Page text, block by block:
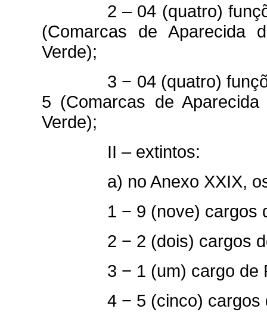
2 – 04 (quatro)
(Comarcas de Aparecida
Verde);
3 − 04 (quatro)
5 (Comarcas de
Verde);
II – extintos:
a) no Anexo XXIX,
1 − 9 (nove) cargos
2 − 2 (dois) cargos
3 − 1 (um) cargo de
4 − 5 (cinco) cargos